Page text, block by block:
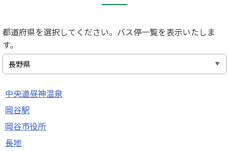
都道府県を選択してください。バス停一覧を表示いたしま
す。
中央道昼神温泉
岡谷駅
岡谷市役所
長地